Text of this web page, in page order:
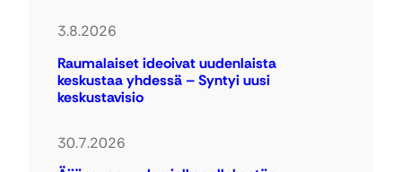
3.8.2026
Raumalaiset ideoivat uudenlaista
keskustaa yhdessä – Syntyi uusi
keskustavisio
30.7.2026